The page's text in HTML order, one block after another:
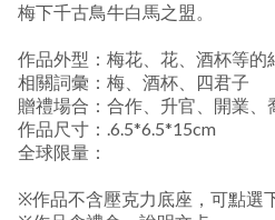
梅下千古鳥牛白馬之盟。
作品外型：梅花、花、酒杯等的
相關詞彙：梅、酒杯、四君子
贈禮場合：合作、升官、開業、
作品尺寸：.6.5*6.5*15cm
全球限量：
※作品不含壓克力底座，可點選